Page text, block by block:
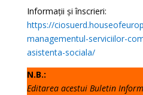
Informații și înscrieri:
https://
managementul-serviciilor-
asistenta-sociala/
N.B.:
Editarea acestui Buletin